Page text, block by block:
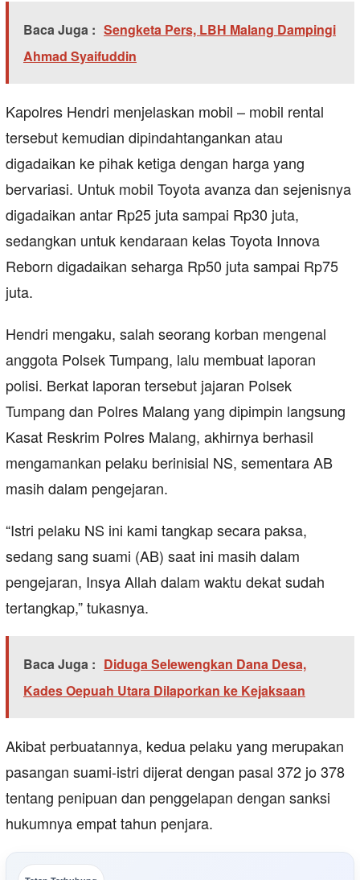
Baca Juga : Sengketa Pers, LBH Malang Dampingi
Ahmad Syaifuddin
Kapolres Hendri menjelaskan mobil – mobil rental
tersebut kemudian dipindahtangankan atau
digadaikan ke pihak ketiga dengan harga yang
bervariasi. Untuk mobil Toyota avanza dan sejenisnya
digadaikan antar Rp25 juta sampai Rp30 juta,
sedangkan untuk kendaraan kelas Toyota Innova
Reborn digadaikan seharga Rp50 juta sampai Rp75
juta.
Hendri mengaku, salah seorang korban mengenal
anggota Polsek Tumpang, lalu membuat laporan
polisi. Berkat laporan tersebut jajaran Polsek
Tumpang dan Polres Malang yang dipimpin langsung
Kasat Reskrim Polres Malang, akhirnya berhasil
mengamankan pelaku berinisial NS, sementara AB
masih dalam pengejaran.
“Istri pelaku NS ini kami tangkap secara paksa,
sedang sang suami (AB) saat ini masih dalam
pengejaran, Insya Allah dalam waktu dekat sudah
tertangkap,” tukasnya.
Baca Juga : Diduga Selewengkan Dana Desa,
Kades Oepuah Utara Dilaporkan ke Kejaksaan
Akibat perbuatannya, kedua pelaku yang merupakan
pasangan suami-istri dijerat dengan pasal 372 jo 378
tentang penipuan dan penggelapan dengan sanksi
hukumnya empat tahun penjara.